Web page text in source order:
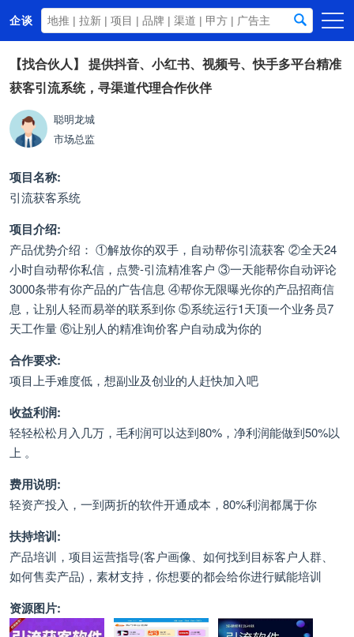
企谈
首页
商务资源
资讯动态
关于我们
【找合伙人】 提供抖音、小红书、视频号、快手多平台精准
获客引流系统，寻渠道代理合作伙伴
聪明龙城
市场总监
项目名称:
引流获客系统
项目介绍:
产品优势介绍： ①解放你的双手，自动帮你引流获客 ②全天24
小时自动帮你私信，点赞-引流精准客户 ③一天能帮你自动评论
3000条带有你产品的广告信息 ④帮你无限曝光你的产品招商信
息，让别人轻而易举的联系到你 ⑤系统运行1天顶一个业务员7
天工作量 ⑥让别人的精准询价客户自动成为你的
合作要求:
项目上手难度低，想副业及创业的人赶快加入吧
收益利润:
轻轻松松月入几万，毛利润可以达到80%，净利润能做到50%以
上 。
费用说明:
轻资产投入，一到两折的软件开通成本，80%利润都属于你
扶持培训:
产品培训，项目运营指导(客户画像、如何找到目标客户人群、
如何售卖产品)，素材支持，你想要的都会给你进行赋能培训
资源图片: